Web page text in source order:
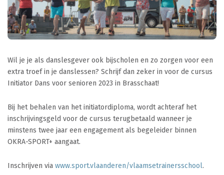
Wil je je als danslesgever ook bijscholen en zo zorgen voor een
extra troef in je danslessen? Schrijf dan zeker in voor de cursus
Initiator Dans voor senioren 2023 in Brasschaat!
Bij het behalen van het initiatordiploma, wordt achteraf het
inschrijvingsgeld voor de cursus terugbetaald wanneer je
minstens twee jaar een engagement als begeleider binnen
OKRA-SPORT+ aangaat.
Inschrijven via www.sport.vlaanderen/vlaamsetrainersschool.